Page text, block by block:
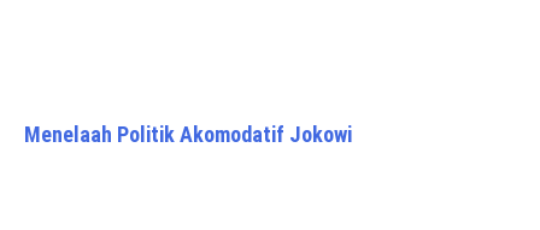
Menelaah Politik Akomodatif Jokowi